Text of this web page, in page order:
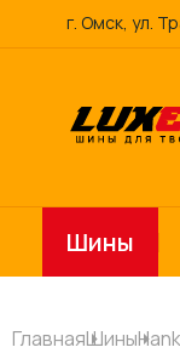
г. Омск, ул.
Шины
ГлавнаяШины